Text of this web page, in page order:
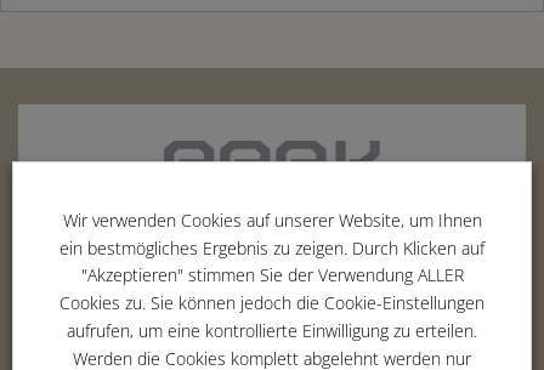
Erich-Hoepner-Ring 5
42369Wuppertal
Wir verwenden Cookies auf unserer Website, um Ihnen
ein bestmögliches Ergebnis zu zeigen. Durch Klicken auf
"Akzeptieren" stimmen Sie der Verwendung ALLER
Cookies zu. Sie können jedoch die Cookie-Einstellungen
aufrufen, um eine kontrollierte Einwilligung zu erteilen.
Werden die Cookies komplett abgelehnt werden nur